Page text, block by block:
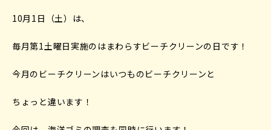
10月1日（土）は、
毎月第1土曜日実施のはまわらすビーチクリーンの日です！
今月のビーチクリーンはいつものビーチクリーンと
ちょっと違います！